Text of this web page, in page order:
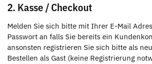
2. Kasse / Checkout
Melden Sie sich bitte mit Ihrer E-Mail
Passwort an falls Sie bereits ein
ansonsten registrieren Sie sich bitte als
Bestellen als Gast (keine Registrierung